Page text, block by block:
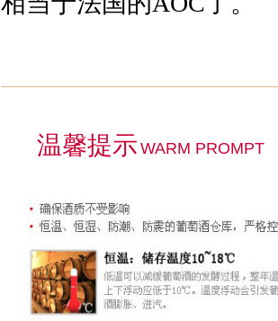
温馨提示 WARM PROMPT